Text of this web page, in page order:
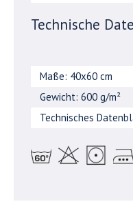
Technische
Maße: 40x60 cm
Gewicht: 600 g/m²
Technisches